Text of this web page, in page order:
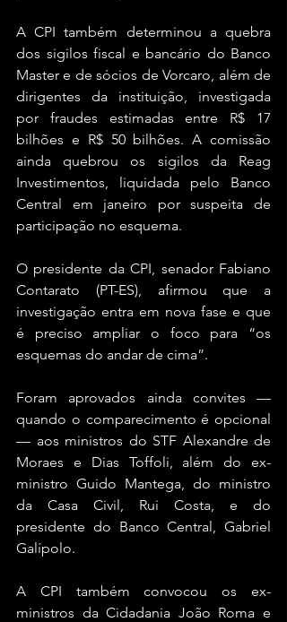
A CPI também determinou a quebra
dos sigilos fiscal e bancário do Banco
Master e de sócios de Vorcaro, além de
dirigentes da instituição, investigada
por fraudes estimadas entre R$ 17
bilhões e R$ 50 bilhões. A comissão
ainda quebrou os sigilos da Reag
Investimentos, liquidada pelo Banco
Central em janeiro por suspeita de
participação no esquema.
O presidente da CPI, senador Fabiano
Contarato (PT-ES), afirmou que a
investigação entra em nova fase e que
é preciso ampliar o foco para “os
esquemas do andar de cima”.
Foram aprovados ainda convites —
quando o comparecimento é opcional
— aos ministros do STF Alexandre de
Moraes e Dias Toffoli, além do ex-
ministro Guido Mantega, do ministro
da Casa Civil, Rui Costa, e do
presidente do Banco Central, Gabriel
Galípolo.
A CPI também convocou os ex-
ministros da Cidadania João Roma e